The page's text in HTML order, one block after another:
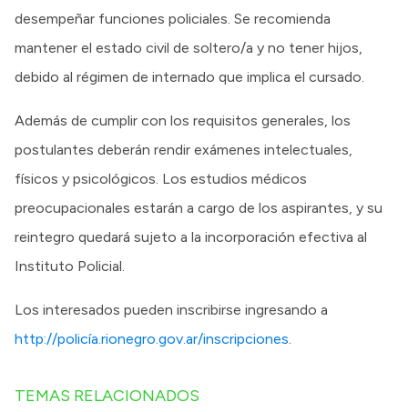
desempeñar funciones policiales. Se recomienda
mantener el estado civil de soltero/a y no tener hijos,
debido al régimen de internado que implica el cursado.
Además de cumplir con los requisitos generales, los
postulantes deberán rendir exámenes intelectuales,
físicos y psicológicos. Los estudios médicos
preocupacionales estarán a cargo de los aspirantes, y su
reintegro quedará sujeto a la incorporación efectiva al
Instituto Policial.
Los interesados pueden inscribirse ingresando a
http://policía.rionegro.gov.ar/inscripciones.
TEMAS RELACIONADOS